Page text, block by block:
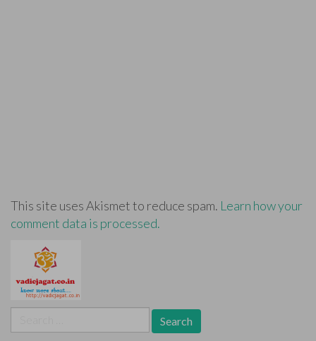
This site uses Akismet to reduce spam. Learn how your
comment data is processed.
for: